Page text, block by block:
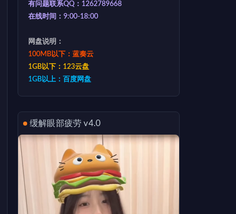
有问题联系QQ：1262789668
在线时间：9:00-18:00
网盘说明：
100MB以下：蓝奏云
1GB以下：123云盘
1GB以上：百度网盘
缓解眼部疲劳 v4.0